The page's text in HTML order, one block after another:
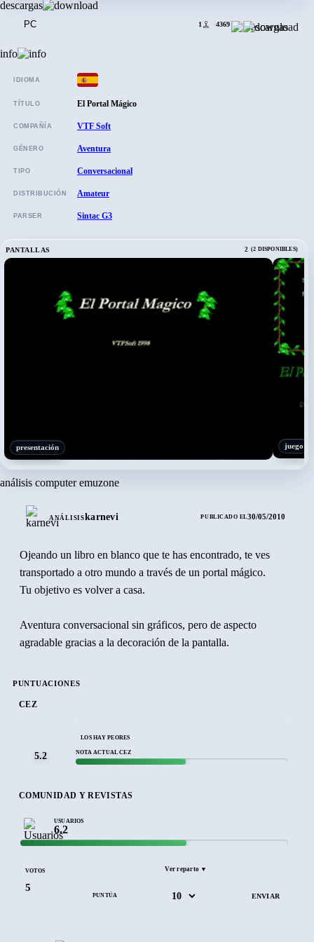
PANTALLAS 2 (2 DISPONIBLES)
presentación juego
análisis computer emuzone
ANÁLISISkarnevi PUBLICADO EL30/05/2010
Ojeando un libro en blanco que te has encontrado, te ves
transportado a otro mundo a través de un portal mágico.
Tu objetivo es volver a casa.
Aventura conversacional sin gráficos, pero de aspecto
agradable gracias a la decoración de la pantalla.
PUNTUACIONES
CEZ
5.2
LOS HAY PEORES
NOTA ACTUAL CEZ
COMUNIDAD Y REVISTAS
USUARIOS
6.2
VOTOS
5
Ver reparto ▼
PUNTÚA
descargas
PC 1 4369
info
IDIOMA
TÍTULO El Portal Mágico
COMPAÑÍA VTF Soft
GÉNERO Aventura
TIPO Conversacional
DISTRIBUCIÓN Amateur
PARSER Sintac G3